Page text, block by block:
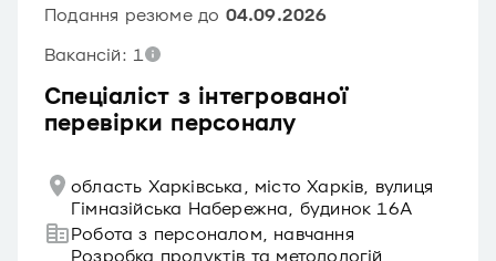
Спеціаліст з інтегрованої
перевірки персоналу
Подання резюме до 04.09.2026
Вакансій: 1
область Харківська, місто Харків, вулиця
Гімназійська Набережна, будинок 16А
Робота з персоналом, навчання
Розробка продуктів та методологій